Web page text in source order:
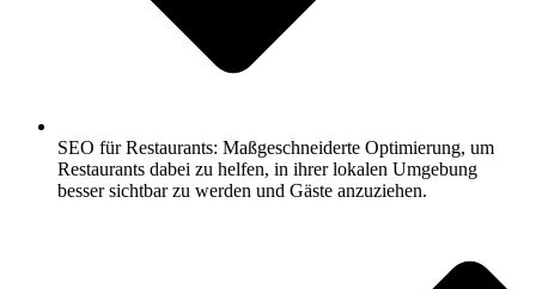
SEO für Restaurants: Maßgeschneiderte Optimierung, um
Restaurants dabei zu helfen, in ihrer lokalen Umgebung
besser sichtbar zu werden und Gäste anzuziehen.